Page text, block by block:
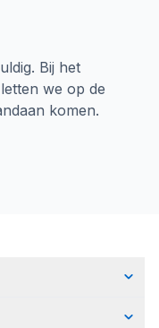
Bij het
we op de
komen.